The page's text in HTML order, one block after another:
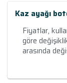
Kaz ayağı
Fiyatlar,
göre
arasında